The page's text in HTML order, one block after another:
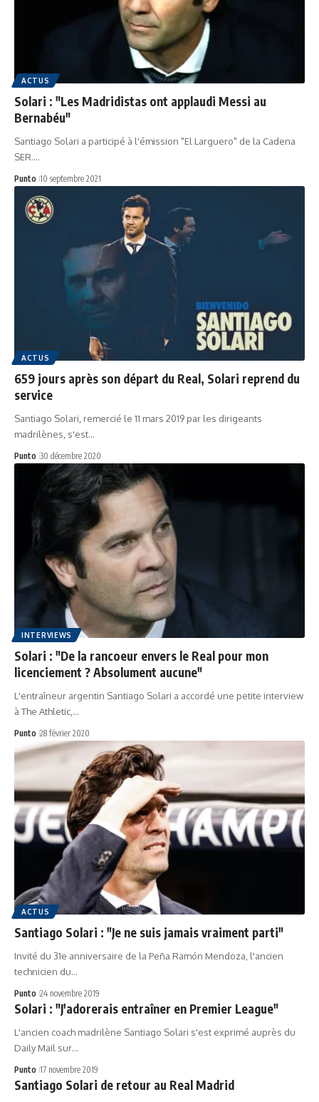
ACTUS
Solari : "Les Madridistas ont applaudi Messi au
Bernabéu"
Santiago Solari a participé à l'émission "El Larguero" de la Cadena
SER.…
Punto 10 septembre 2021
ACTUS
659 jours après son départ du Real, Solari reprend du
service
Santiago Solari, remercié le 11 mars 2019 par les dirigeants
madrilènes, s'est…
Punto 30 décembre 2020
INTERVIEWS
Solari : "De la rancoeur envers le Real pour mon
licenciement ? Absolument aucune"
L'entraîneur argentin Santiago Solari a accordé une petite interview
à The Athletic,…
Punto 28 février 2020
ACTUS
Santiago Solari : "Je ne suis jamais vraiment parti"
Invité du 31e anniversaire de la Peña Ramón Mendoza, l'ancien
technicien du…
Punto 24 novembre 2019
Solari : "J'adorerais entraîner en Premier League"
L'ancien coach madrilène Santiago Solari s'est exprimé auprès du
Daily Mail sur…
Punto 17 novembre 2019
Santiago Solari de retour au Real Madrid